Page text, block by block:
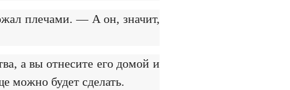
плечами. — А он, значит,
а вы отнесите его домой и
можно будет сделать.